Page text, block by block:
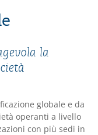
la
globale e da
operanti a livello
con più sedi in